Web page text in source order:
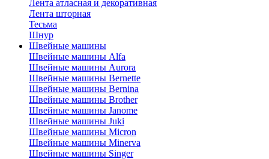
Лента aтласная и декоративная
Лента шторная
Тесьма
Шнур
Швейные машины
Швейные машины Alfa
Швейные машины Aurora
Швейные машины Bernette
Швейные машины Bernina
Швейные машины Brother
Швейные машины Janome
Швейные машины Juki
Швейные машины Micron
Швейные машины Minerva
Швейные машины Singer